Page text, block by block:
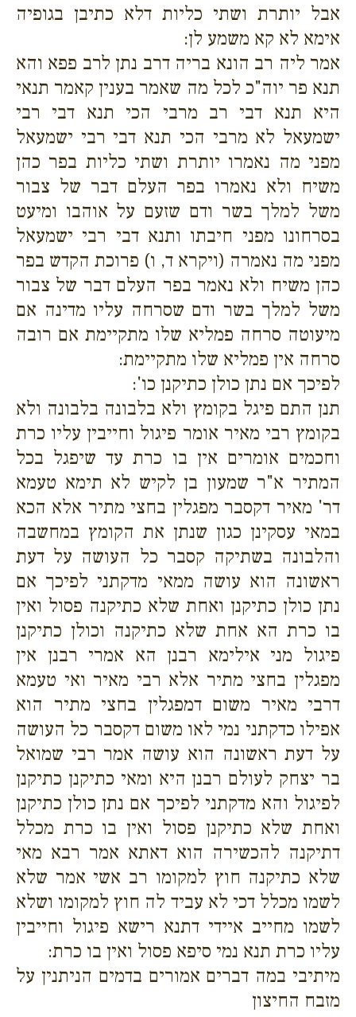
אבל יותרת ושתי כליות דלא כתיבן בגופיה
אימא לא קא משמע לן:
אמר ליה רב הונא בריה דרב נתן לרב פפא והא
תנא פר יוה"כ לכל מה שאמר בענין קאמר תנאי
היא תנא דבי רב מרבי הכי תנא דבי רבי
ישמעאל לא מרבי הכי תנא דבי רבי ישמעאל
מפני מה נאמרו יותרת ושתי כליות בפר כהן
משיח ולא נאמרו בפר העלם דבר של צבור
משל למלך בשר ודם שזעם על אוהבו ומיעט
בסרחונו מפני חיבתו ותנא דבי רבי ישמעאל
מפני מה נאמרה (ויקרא ד, ו) פרוכת הקדש בפר
כהן משיח ולא נאמר בפר העלם דבר של צבור
משל למלך בשר ודם שסרחה עליו מדינה אם
מיעוטה סרחה פמליא שלו מתקיימת אם רובה
סרחה אין פמליא שלו מתקיימת:
לפיכך אם נתן כולן כתיקנן כו':
תנן התם פיגל בקומץ ולא בלבונה בלבונה ולא
בקומץ רבי מאיר אומר פיגול וחייבין עליו כרת
וחכמים אומרים אין בו כרת עד שיפגל בכל
המתיר א"ר שמעון בן לקיש לא תימא טעמא
דר' מאיר דקסבר מפגלין בחצי מתיר אלא הכא
במאי עסקינן כגון שנתן את הקומץ במחשבה
והלבונה בשתיקה קסבר כל העושה על דעת
ראשונה הוא עושה ממאי מדקתני לפיכך אם
נתן כולן כתיקנן ואחת שלא כתיקנה פסול ואין
בו כרת הא אחת שלא כתיקנה וכולן כתיקנן
פיגול מני אילימא רבנן הא אמרי רבנן אין
מפגלין בחצי מתיר אלא רבי מאיר ואי טעמא
דרבי מאיר משום דמפגלין בחצי מתיר הוא
אפילו כדקתני נמי לאו משום דקסבר כל העושה
על דעת ראשונה הוא עושה אמר רבי שמואל
בר יצחק לעולם רבנן היא ומאי כתיקנן כתיקנן
לפיגול והא מדקתני לפיכך אם נתן כולן כתיקנן
ואחת שלא כתיקנן פסול ואין בו כרת מכלל
דתיקנה להכשירה הוא דאתא אמר רבא מאי
שלא כתיקנה חוץ למקומו רב אשי אמר שלא
לשמו מכלל דכי לא עביד לה חוץ למקומו ושלא
לשמו מחייב איידי דתנא רישא פיגול וחייבין
עליו כרת תנא נמי סיפא פסול ואין בו כרת:
מיתיבי במה דברים אמורים בדמים הניתנין על
מזבח החיצון